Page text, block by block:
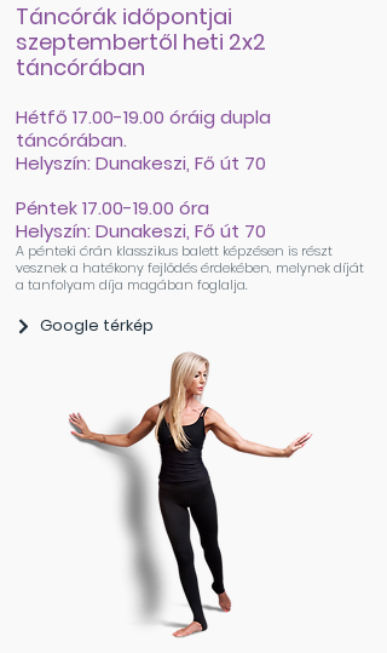
Táncórák időpontjai
szeptembertől heti 2x2
táncórában
Hétfő 17.00-19.00 óráig dupla
táncórában.
Helyszín: Dunakeszi, Fő út 70
Péntek17.00-19.00 óra
Helyszín: Dunakeszi, Fő út 70
A pénteki órán klasszikus balett képzésen is részt
vesznek a hatékony fejlődés érdekében, melynek díját
a tanfolyam díja magában foglalja.
Google térkép